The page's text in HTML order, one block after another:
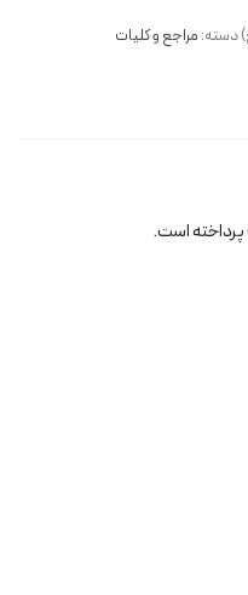
دسته: مراجع و کلیات
است.